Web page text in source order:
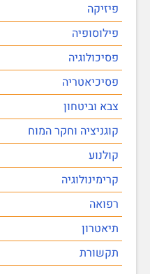
פיזיקה
פילוסופיה
פסיכולוגיה
פסיכיאטריה
צבא וביטחון
קוגניציה וחקר המוח
קולנוע
קרימינולוגיה
רפואה
תיאטרון
תקשורת